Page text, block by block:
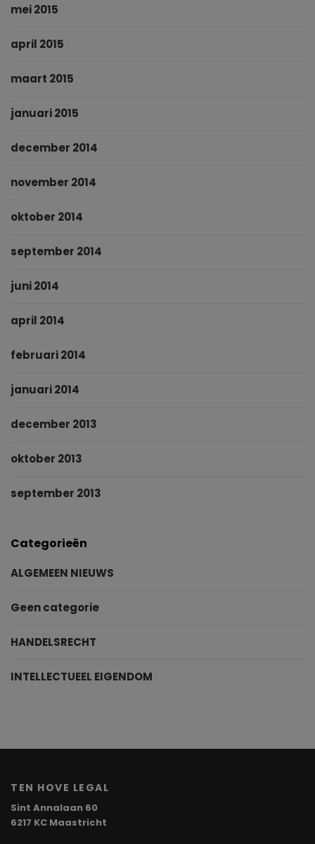
mei 2015
april 2015
maart 2015
januari 2015
december 2014
november 2014
oktober 2014
september 2014
juni 2014
april 2014
februari 2014
januari 2014
december 2013
oktober 2013
september 2013
Categorieën
ALGEMEEN NIEUWS
Geen categorie
HANDELSRECHT
INTELLECTUEEL EIGENDOM
TEN HOVE LEGAL
Sint Annalaan 60
6217 KC Maastricht